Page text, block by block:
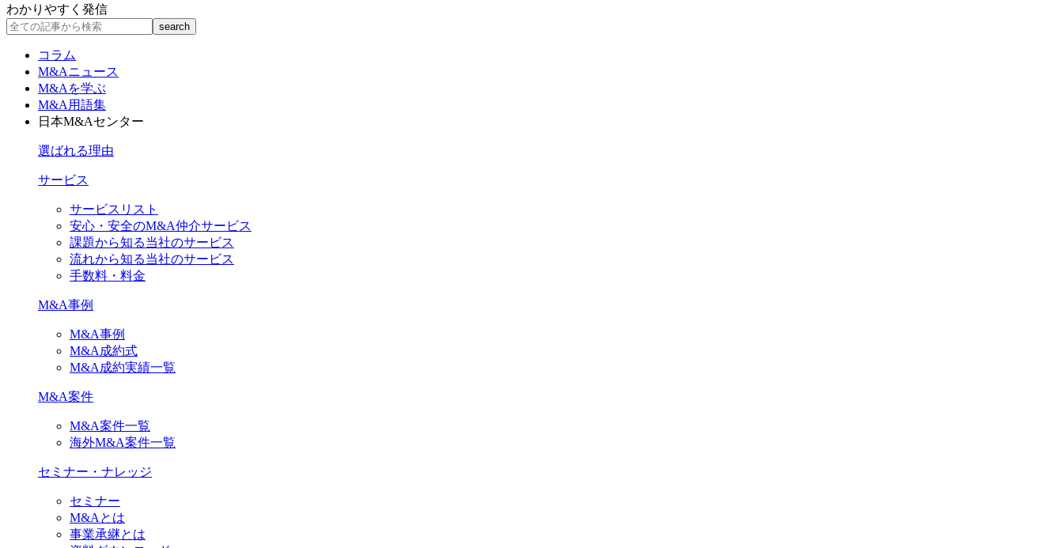
わかりやすく発信
コラム
M&Aニュース
M&Aを学ぶ
M&A用語集
日本M&Aセンター
選ばれる理由
サービス
サービスリスト
安心・安全のM&A仲介サービス
課題から知る当社のサービス
流れから知る当社のサービス
手数料・料金
M&A事例
M&A事例
M&A成約式
M&A成約実績一覧
M&A案件
M&A案件一覧
海外M&A案件一覧
セミナー・ナレッジ
セミナー
M&Aとは
事業承継とは